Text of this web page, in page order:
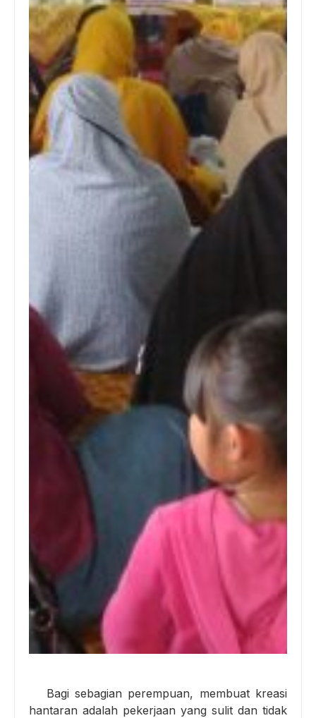
Bagi sebagian perempuan, membuat kreasi
hantaran adalah pekerjaan yang sulit dan tidak